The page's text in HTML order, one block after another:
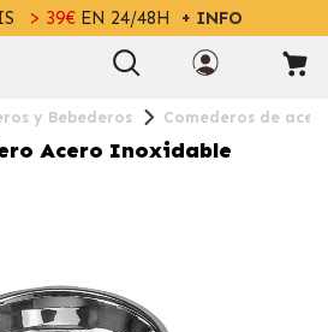
> 39€EN 24/48H + INFO
y Bebederos Comederos de
Acero Inoxidable